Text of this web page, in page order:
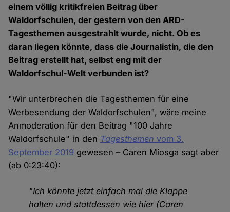
einem völlig kritikfreien Beitrag über
Waldorfschulen, der gestern von den ARD-
Tagesthemen ausgestrahlt wurde, nicht. Ob es
daran liegen könnte, dass die Journalistin, die den
Beitrag erstellt hat, selbst eng mit der
Waldorfschul-Welt verbunden ist?
"Wir unterbrechen die Tagesthemen für eine
Werbesendung der Waldorfschulen", wäre meine
Anmoderation für den Beitrag "100 Jahre
Waldorfschule" in den Tagesthemen vom 3.
September 2019 gewesen – Caren Miosga sagt aber
(ab 0:23:40):
"Ich könnte jetzt einfach mal die Klappe
halten und stattdessen wie hier (Caren